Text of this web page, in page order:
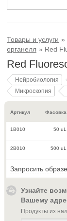
Товары и услуги
органелл
Red
Red
Нейробиология
Микроскопия
Артикул Фасовка
1B010 50 uL
2B010 500 uL
Запросить
Узнайте
Вашему
Продукты из